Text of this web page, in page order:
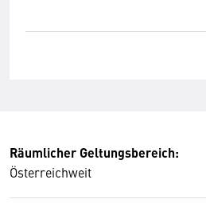
Räumlicher Geltungsbereich:
Österreichweit